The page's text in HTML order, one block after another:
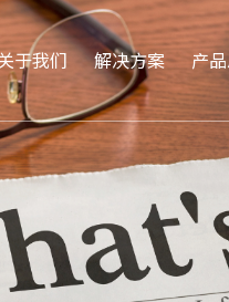
于我们 解决方案 产